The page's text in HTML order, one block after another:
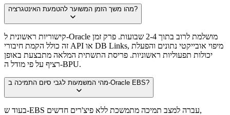
מהו משך הזמן המשוער להטמעת האינטגרציה?
קישוריות ראשונית ל-Oracle מושלמת לרוב בתוך 2-4 שבועות. פרק זמן
זה כולל הקמת חיבורי API או DB Links, מיפוי אובייקטי נתונים והפעלת
יכולות תפעוליות ראשוניות. פריסת התשתית המלאה מתבצעת באופן
רציף על פי מודל ה-BPU.
מהי המשמעות לגבי סיום התמיכה ב-Oracle EBS?
בעוד ש-EBS עברה למצב תמיכה מתמשכת ללא פיצ'רים חדשים,